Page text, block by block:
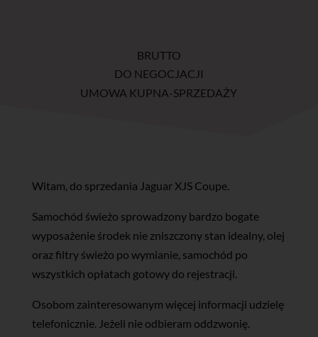
BRUTTO
DO NEGOCJACJI
UMOWA KUPNA-SPRZEDAŻY
Witam, do sprzedania Jaguar XJS Coupe.
Samochód świeżo sprowadzony bardzo bogate
wyposażenie środek nie zniszczony stan idealny, olej
oraz filtry świeżo po wymianie, samochód po
wszystkich opłatach gotowy do rejestracji.
Osobom zainteresowanym więcej informacji udzielę
telefonicznie. Jeżeli nie odbieram oddzwonię.